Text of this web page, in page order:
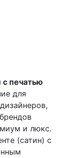
с печатью
для
и люкс.
(сатин) с